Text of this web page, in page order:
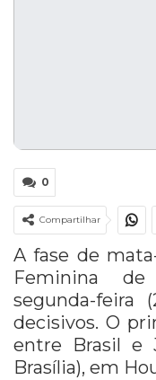
0
Compartilhar
A fase de
Feminina
segunda-feira
decisivos. O
entre Brasil e
Brasília), em